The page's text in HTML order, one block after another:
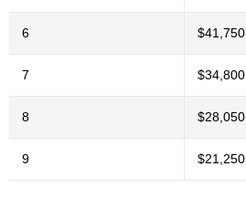
6 $41,750
7 $34,800
8 $28,050
9 $21,250